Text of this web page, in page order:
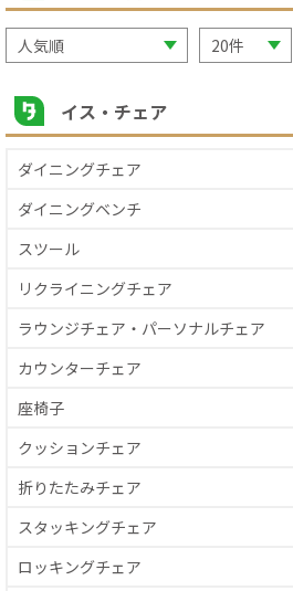
イス・チェア
ダイニングチェア
ダイニングベンチ
スツール
リクライニングチェア
ラウンジチェア・パーソナルチェア
カウンターチェア
座椅子
クッションチェア
折りたたみチェア
スタッキングチェア
ロッキングチェア